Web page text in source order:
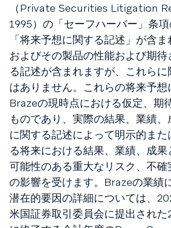
（Private Securities Litigation
1995）の「セーフハーバー」条
「将来予想に関する記述」が含
およびその製品の性能および期
る記述が含まれますが、これら
はありません。これらの将来予想
Brazeの現時点における仮定、期
ものであり、実際の結果、業績
に関する記述によって明示的ま
る将来における結果、業績、成
可能性のある重大なリスク、不
の影響を受けます。Brazeの業績
潜在的要因の詳細については、
米国証券取引委員会に提出され